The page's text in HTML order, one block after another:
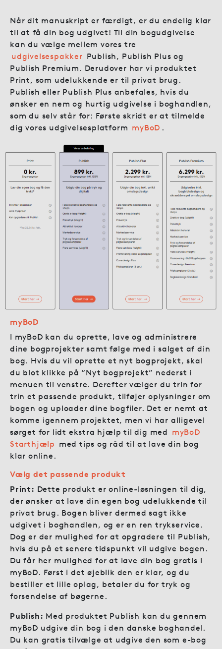
Når dit manuskript er færdigt, er du endelig klar
til at få din bog udgivet! Til din bogudgivelse
kan du vælge mellem vores tre
udgivelsespakker Publish, Publish Plus og
Publish Premium. Derudover har vi produktet
Print, som udelukkende er til privat brug.
Publish eller Publish Plus anbefales, hvis du
ønsker en nem og hurtig udgivelse i boghandlen,
som du selv står for: Første skridt er at tilmelde
dig vores udgivelsesplatform myBoD .
myBoD
I myBoD kan du oprette, lave og administrere
dine bogprojekter samt følge med i salget af din
bog. Hvis du vil oprette et nyt bogprojekt, skal
du blot klikke på “Nyt bogprojekt” nederst i
menuen til venstre. Derefter vælger du trin for
trin et passende produkt, tilføjer oplysninger om
bogen og uploader dine bogfiler. Det er nemt at
komme igennem projektet, men vi har alligevel
sørget for lidt ekstra hjælp til dig med myBoD
Starthjælp med tips og råd til at lave din bog
klar online.
Vælg det passende produkt
Print: Dette produkt er online-løsningen til dig,
der ønsker at lave din egen bog udelukkende til
privat brug. Bogen bliver dermed sagt ikke
udgivet i boghandlen, og er en ren trykservice.
Dog er der mulighed for at opgradere til Publish,
hvis du på et senere tidspunkt vil udgive bogen.
Du får her mulighed for at lave din bog gratis i
myBoD. Først i det øjeblik den er klar, og du
bestiller et lille oplag, betaler du for tryk og
forsendelse af bøgerne.
Publish: Med produktet Publish kan du gennem
myBoD udgive din bog i den danske boghandel.
Du kan gratis tilvælge at udgive den som e-bog